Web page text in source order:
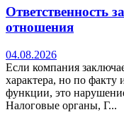
Ответственность
отношения
04.08.2026
Если компания
характера, но по факту
функции, это
Налоговые органы, Г...